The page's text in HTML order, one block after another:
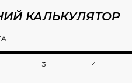
КАЛЬКУЛЯТОР
3 4